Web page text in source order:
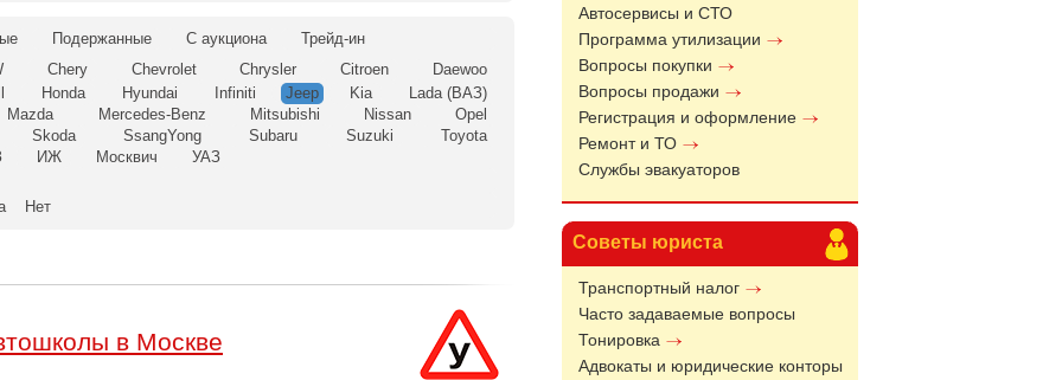
Автосервисы и СТО
Программа утилизации
Вопросы покупки
Вопросы продажи
Регистрация и оформление
Ремонт и ТО
Службы эвакуаторов
Советы юриста
Транспортный налог
Часто задаваемые вопросы
Тонировка
Адвокаты и юридические конторы
Подержанные С аукциона
Трейд-ин
Chery Chevrolet Chrysler Citroen
Daewoo
Honda Hyundai Infiniti Jeep Kia
Lada (ВАЗ)
Mazda
Mercedes-Benz Mitsubishi Nissan
Opel
Skoda
SsangYong Subaru Suzuki
Toyota
ИЖ Москвич УАЗ
Нет
в Москве